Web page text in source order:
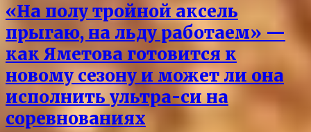
«На полу тройной аксель
прыгаю, на льду работаем» —
как Яметова готовится к
новому сезону и может ли она
исполнить ультра-си на
соревнованиях